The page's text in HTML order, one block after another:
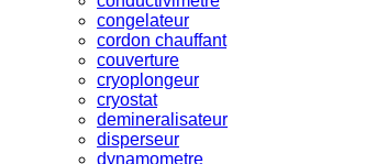
congelateur
cordon chauffant
couverture
cryoplongeur
cryostat
demineralisateur
disperseur
dynamometre